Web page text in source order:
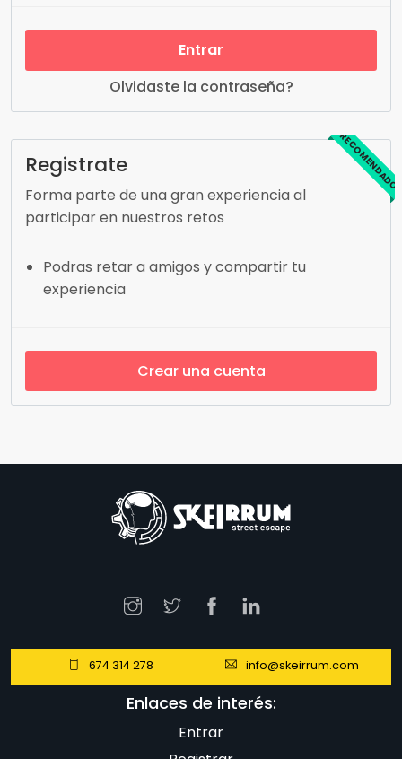
Entrar
Olvidaste la contraseña?
RECOMENDADO
Registrate
Forma parte de una gran experiencia al
participar en nuestros retos
Podras retar a amigos y compartir tu
experiencia
Crear una cuenta
674 314 278 info@skeirrum.com
Enlaces de interés:
Entrar